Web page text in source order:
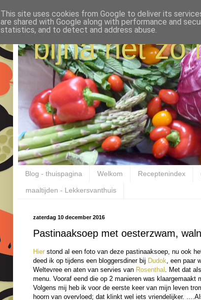
bijna net zo
Blog - thuispagina Welkom Receptenindex
maaltijden - Lekkersvanthuis
zaterdag 10 december 2016
Pastinaaksoep met oesterzwam,
Hier stond al een foto van deze pastinaaksoep, nu ook
deed ik op tijdens een bloggersdiner bij Dudok , een paar
Weltevree en aten van servies van Rosenthal
. Met dat
menu. Vooraf eend die op 2 manieren was klaargemaakt
Volgens mij heb ik voor de eerste keer van mijn leven
hoorn van overvloed; dat klinkt wel iets vriendelijker.
This site uses cookies from Google to deliver its
are shared with Google along with performance and
statistics, and to detect and address abuse.